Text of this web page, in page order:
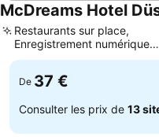
McDreams Hotel
Restaurants sur place,
Enregistrement numérique
facile
De 37 €
Consulter les prix de 13